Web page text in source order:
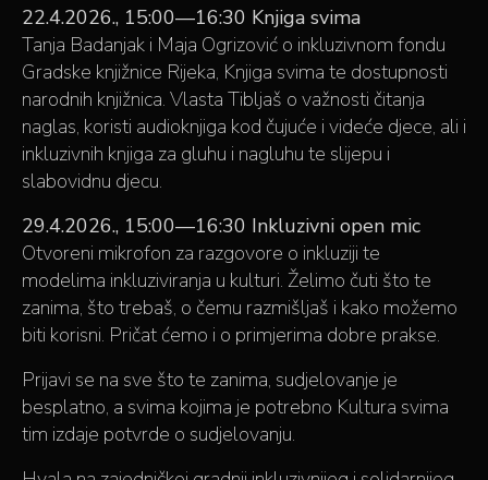
22.4.2026., 15:00—16:30 Knjiga svima
Tanja Badanjak i Maja Ogrizović o inkluzivnom fondu
Gradske knjižnice Rijeka, Knjiga svima te dostupnosti
narodnih knjižnica. Vlasta Tibljaš o važnosti čitanja
naglas, koristi audioknjiga kod čujuće i videće djece, ali i
inkluzivnih knjiga za gluhu i nagluhu te slijepu i
slabovidnu djecu.
29.4.2026., 15:00—16:30 Inkluzivni open mic
Otvoreni mikrofon za razgovore o inkluziji te
modelima inkluziviranja u kulturi. Želimo čuti što te
zanima, što trebaš, o čemu razmišljaš i kako možemo
biti korisni. Pričat ćemo i o primjerima dobre prakse.
Prijavi se na sve što te zanima, sudjelovanje je
besplatno, a svima kojima je potrebno Kultura svima
tim izdaje potvrde o sudjelovanju.